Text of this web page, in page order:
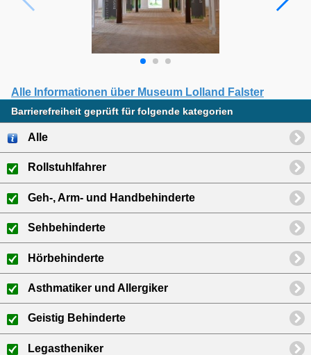
Alle Informationen über Museum Lolland Falster
Barrierefreiheit geprüft für folgende kategorien
Alle
Rollstuhlfahrer
Geh-, Arm- und Handbehinderte
Sehbehinderte
Hörbehinderte
Asthmatiker und Allergiker
Geistig Behinderte
Legastheniker